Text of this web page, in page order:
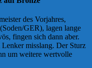
des Vorjahres,
GER), lagen lange
fingen sich dann aber.
misslang. Der Sturz
um weitere wertvolle